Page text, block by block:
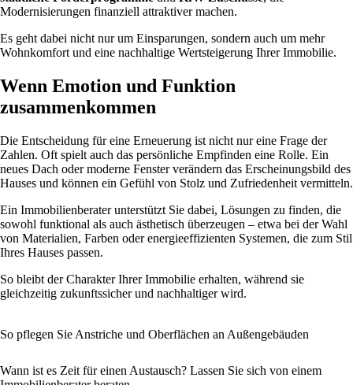
Modernisierungen finanziell attraktiver machen.
Es geht dabei nicht nur um Einsparungen, sondern auch um mehr
Wohnkomfort und eine nachhaltige Wertsteigerung Ihrer Immobilie.
Wenn Emotion und Funktion
zusammenkommen
Die Entscheidung für eine Erneuerung ist nicht nur eine Frage der
Zahlen. Oft spielt auch das persönliche Empfinden eine Rolle. Ein
neues Dach oder moderne Fenster verändern das Erscheinungsbild des
Hauses und können ein Gefühl von Stolz und Zufriedenheit vermitteln.
Ein Immobilienberater unterstützt Sie dabei, Lösungen zu finden, die
sowohl funktional als auch ästhetisch überzeugen – etwa bei der Wahl
von Materialien, Farben oder energieeffizienten Systemen, die zum Stil
Ihres Hauses passen.
So bleibt der Charakter Ihrer Immobilie erhalten, während sie
gleichzeitig zukunftssicher und nachhaltiger wird.
So pflegen Sie Anstriche und Oberflächen an Außengebäuden
Wann ist es Zeit für einen Austausch? Lassen Sie sich von einem